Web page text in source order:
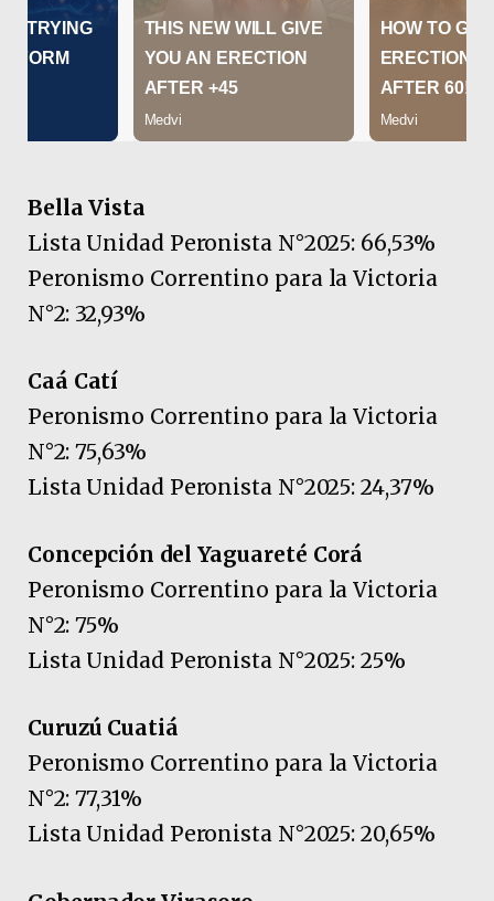
Bella Vista
Lista Unidad Peronista N°2025: 66,53%
Peronismo Correntino para la Victoria
N°2: 32,93%
Caá Catí
Peronismo Correntino para la Victoria
N°2: 75,63%
Lista Unidad Peronista N°2025: 24,37%
Concepción del Yaguareté Corá
Peronismo Correntino para la Victoria
N°2: 75%
Lista Unidad Peronista N°2025: 25%
Curuzú Cuatiá
Peronismo Correntino para la Victoria
N°2: 77,31%
Lista Unidad Peronista N°2025: 20,65%